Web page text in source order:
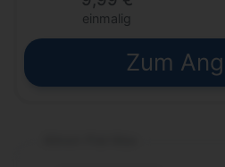
einmalig
Zum